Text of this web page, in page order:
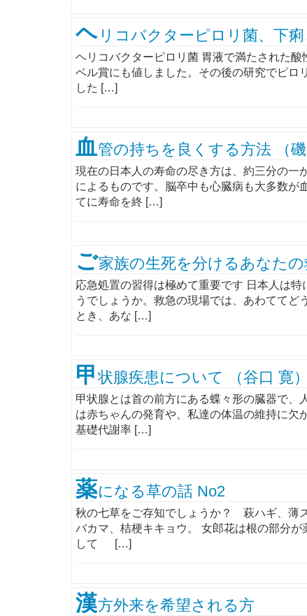
ヘ リコバクターピロリ菌、下
ヘリコバクターピロリ菌 胃液で満たされた
ベル賞にも値しました。その後の研究でピロ
した […]
血管の持ちを良くする方法 （磯
現在の日本人の寿命の尽き方は、約三分の一
によるものです。脳卒中も心臓病も大多数
てに寿命を終 […]
ご家族の生死を分けるあなたの
応急処置の習得は極めて重要です 日本人は
うでしょうか。救急の現場では、あわてて
とき、あな […]
甲 状腺疾患について （谷口 寛）
甲状腺とは首の前方にある蝶々形の臓器で、
は赤ちゃんの発育や、私達の体温の維持に欠
基礎代謝率 […]
薬になる草の話 No2
秋の七草をご存知でしょうか？ 萩ハギ、薄
バカマ、桔梗キキョウ。 女郎花は根の部分
して […]
漢方外来を希望される方